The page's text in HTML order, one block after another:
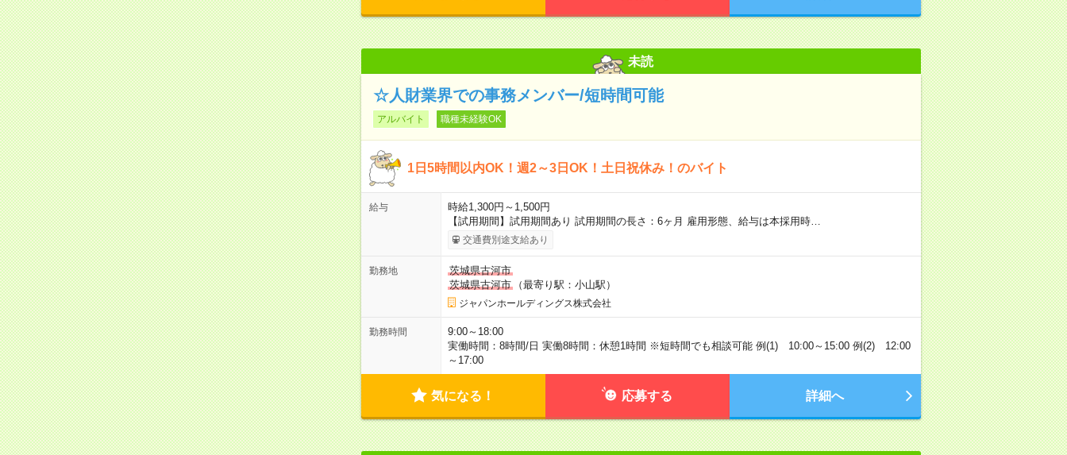
未読
☆人財業界での事務メンバー/短時間可能
アルバイト 職種未経験OK
1日5時間以内OK！週2～3日OK！土日祝休み！のバイト
給与
時給1,300円～1,500円
【試用期間】試用期間あり 試用期間の長さ：6ヶ月 雇用形態、給与は本採用時…
交通費別途支給あり
勤務地
茨城県古河市
茨城県古河市（最寄り駅：小山駅）
ジャパンホールディングス株式会社
勤務時間
9:00～18:00
実働時間：8時間/日 実働8時間：休憩1時間 ※短時間でも相談可能 例(1) 10:00～15:00 例(2) 12:00
～17:00
気になる！ 応募する 詳細へ